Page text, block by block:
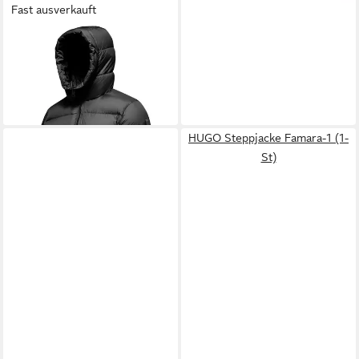
Fast ausverkauft
BOMBOOGIE
Daunenjacke
Helsinki Herren Winterjacke,
Steppjacke, Mantel, Parka,
Outdoorjacke
313,95 € UVP420,00 €
HUGO Steppjacke Famara-1 (1-
St)